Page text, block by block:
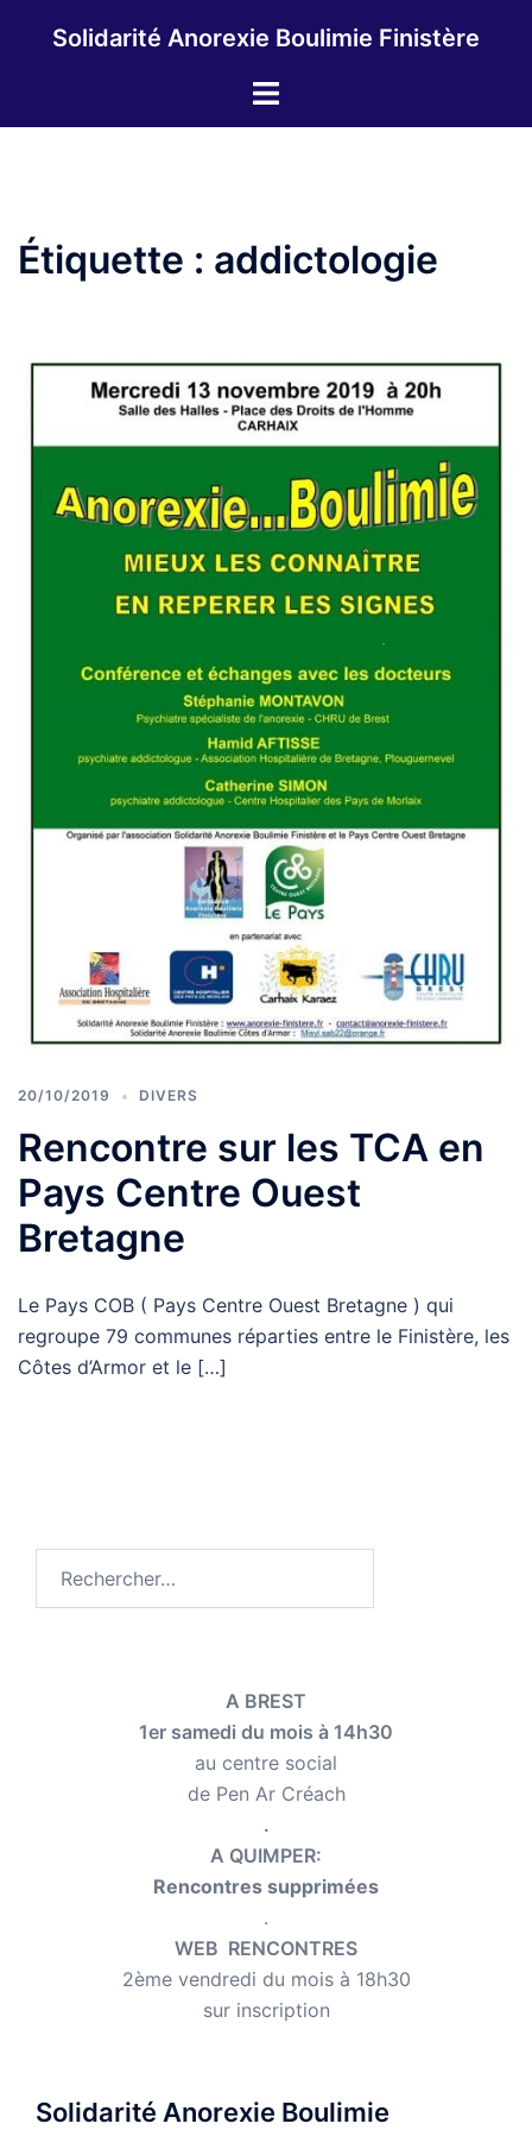
Solidarité Anorexie Boulimie Finistère
Ouvrir/fermer
Étiquette : addictologie
20/10/2019 DIVERS
Rencontre sur les TCA en
Pays Centre Ouest
Bretagne
Le Pays COB ( Pays Centre Ouest Bretagne ) qui
regroupe 79 communes réparties entre le Finistère, les
Côtes d’Armor et le […]
A BREST
1er samedi du mois à 14h30
au centre social
de Pen Ar Créach
.
A QUIMPER:
Rencontres supprimées
.
WEB RENCONTRES
2ème vendredi du mois à 18h30
sur inscription
Solidarité Anorexie Boulimie